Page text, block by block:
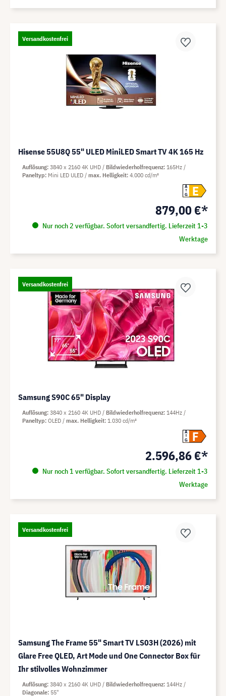
Versandkostenfrei
Hisense 55U8Q 55" ULED MiniLED Smart TV 4K 165 Hz
A
G
E
879,00 €*
Nur noch 2 verfügbar. Sofort versandfertig. Lieferzeit 1-3
Werktage
Auflösung 3840 x 2160 4K UHD Bildwiederholfrequenz 165Hz
Paneltyp Mini LED ULED max. Helligkeit 4.000 cd/m²
Versandkostenfrei
Samsung S90C 65" Display
A
G
F
2.596,86 €*
Nur noch 1 verfügbar. Sofort versandfertig. Lieferzeit 1-3
Werktage
Auflösung 3840 x 2160 4K UHD Bildwiederholfrequenz 144Hz
Paneltyp OLED max. Helligkeit 1.030 cd/m²
Versandkostenfrei
Samsung The Frame 55" Smart TV LS03H (2026) mit
Glare Free QLED, Art Mode und One Connector Box für
Ihr stilvolles Wohnzimmer
Auflösung 3840 x 2160 4K UHD Bildwiederholfrequenz 144Hz
Diagonale 55"